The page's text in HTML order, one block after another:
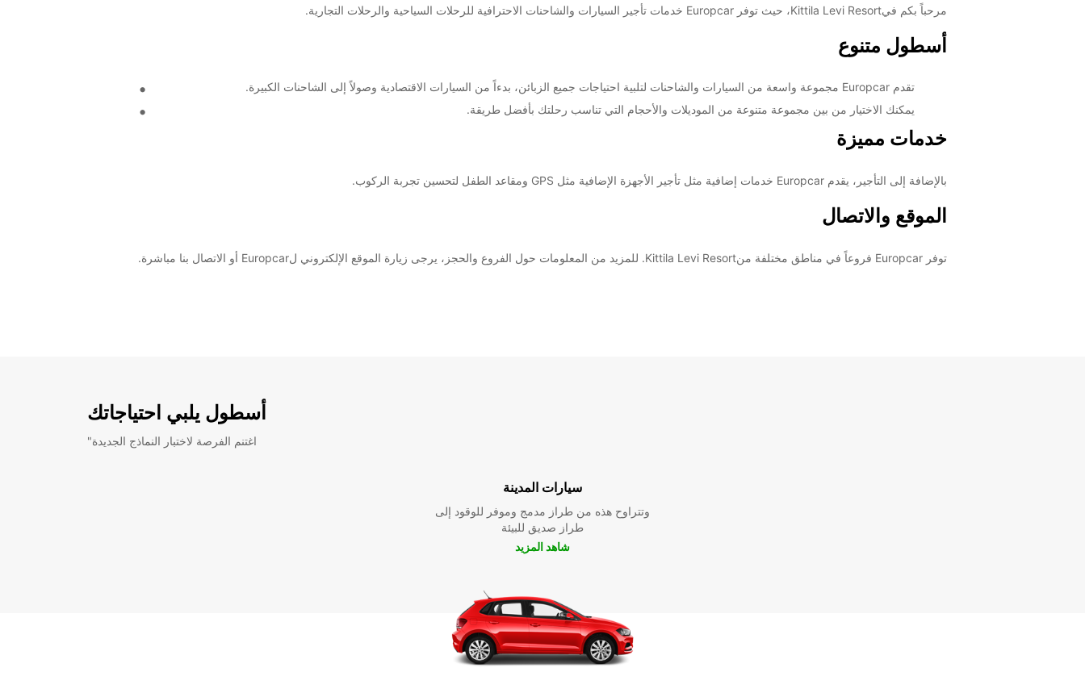
مرحباً بكم فيKittila Levi Resort، حيث توفر Europcar خدمات تأجير السيارات والشاحنات الاحترافية للرحلات السياحية والرحلات التجارية.
أسطول متنوع
تقدم Europcar مجموعة واسعة من السيارات والشاحنات لتلبية احتياجات جميع الزبائن، بدءاً من السيارات الاقتصادية وصولاً إلى الشاحنات الكبيرة.
يمكنك الاختيار من بين مجموعة متنوعة من الموديلات والأحجام التي تناسب رحلتك بأفضل طريقة.
خدمات مميزة
بالإضافة إلى التأجير، يقدم Europcar خدمات إضافية مثل تأجير الأجهزة الإضافية مثل GPS ومقاعد الطفل لتحسين تجربة الركوب.
الموقع والاتصال
توفر Europcar فروعاً في مناطق مختلفة منKittila Levi Resort. للمزيد من المعلومات حول الفروع والحجز، يرجى زيارة الموقع الإلكتروني لEuropcar أو الاتصال بنا مباشرة.
أسطول يلبي احتياجاتك
"اغتنم الفرصة لاختبار النماذج الجديدة
سيارات المدينة
وتتراوح هذه من طراز مدمج وموفر للوقود إلى
طراز صديق للبيئة
شاهد المزيد